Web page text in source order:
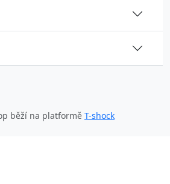
běží na platformě T-shock